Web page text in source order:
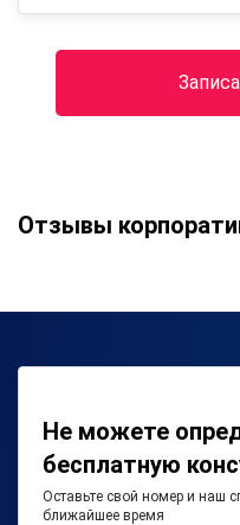
Отзывы
Не можете
бесплатную
Оставьте свой номер и наш
ближайшее время